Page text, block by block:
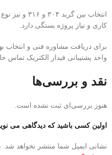
انتخاب بین
کاری و نیاز پروژه بستگی دارد.
برای دریافت مشاوره فنی و انتخاب
واحد پشتیبانی فیدار الکتریک تماس
نقد و بررسی‌ها
هنوز بررسی‌ای ثبت نشده است.
اولین کسی باشید که دیدگاهی می
نشانی ایمیل شما منتشر نخواهد شد.